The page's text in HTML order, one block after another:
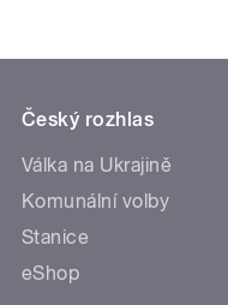
Český rozhlas
Válka na Ukrajině
Komunální volby
Stanice
eShop